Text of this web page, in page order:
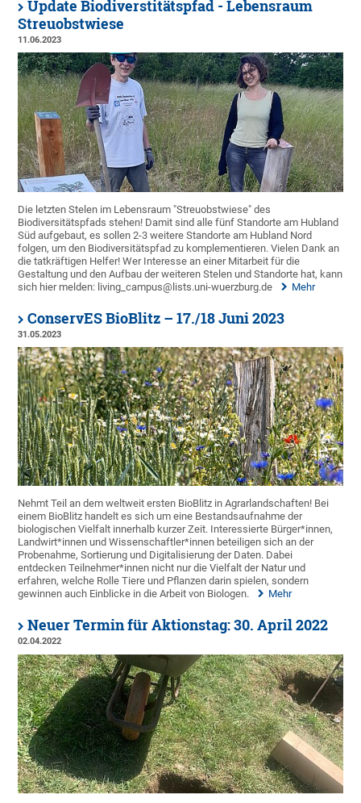
Update Biodiverstitätspfad - Lebensraum
Streuobstwiese
11.06.2023
Die letzten Stelen im Lebensraum "Streuobstwiese" des
Biodiversitätspfads stehen! Damit sind alle fünf Standorte am Hubland
Süd aufgebaut, es sollen 2-3 weitere Standorte am Hubland Nord
folgen, um den Biodiversitätspfad zu komplementieren. Vielen Dank an
die tatkräftigen Helfer! Wer Interesse an einer Mitarbeit für die
Gestaltung und den Aufbau der weiteren Stelen und Standorte hat, kann
sich hier melden: living_campus@lists.uni-wuerzburg.de
Mehr
ConservES BioBlitz – 17./18 Juni 2023
31.05.2023
Nehmt Teil an dem weltweit ersten BioBlitz in Agrarlandschaften! Bei
einem BioBlitz handelt es sich um eine Bestandsaufnahme der
biologischen Vielfalt innerhalb kurzer Zeit. Interessierte Bürger*innen,
Landwirt*innen und Wissenschaftler*innen beteiligen sich an der
Probenahme, Sortierung und Digitalisierung der Daten. Dabei
entdecken Teilnehmer*innen nicht nur die Vielfalt der Natur und
erfahren, welche Rolle Tiere und Pflanzen darin spielen, sondern
gewinnen auch Einblicke in die Arbeit von Biologen.
Mehr
Neuer Termin für Aktionstag: 30. April 2022
02.04.2022